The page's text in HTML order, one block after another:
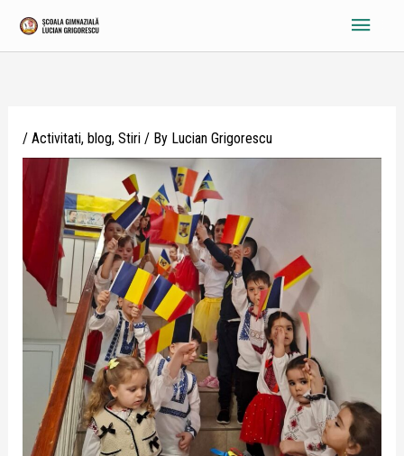
content
Main
/ Activitati, blog, Stiri/ By Lucian Grigorescu